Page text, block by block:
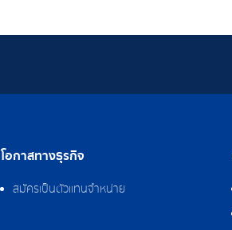
โอกาสทางธุรกิจ
สมัครเป็นตัวแทนจำหน่าย